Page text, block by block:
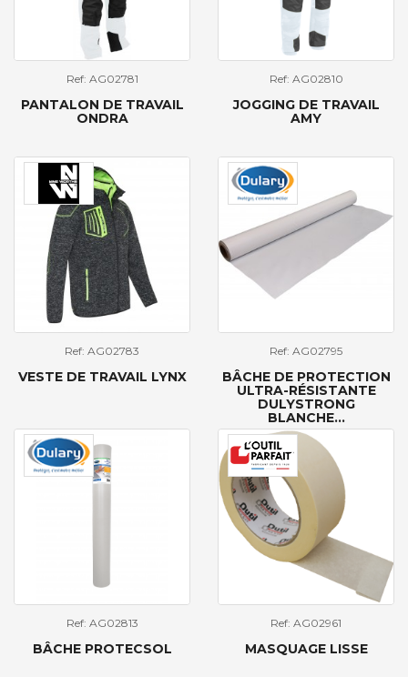
Ref: AG02781
PANTALON DE TRAVAIL
ONDRA
Ref: AG02810
JOGGING DE TRAVAIL
AMY
Ref: AG02783
VESTE DE TRAVAIL LYNX
Ref: AG02795
BÂCHE DE PROTECTION
ULTRA-RÉSISTANTE
DULYSTRONG
BLANCHE...
Ref: AG02813
BÂCHE PROTECSOL
Ref: AG02961
MASQUAGE LISSE